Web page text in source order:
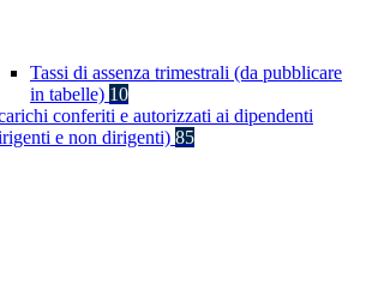
Tassi di assenza trimestrali (da pubblicare
in tabelle) 10
conferiti e autorizzati ai dipendenti
e non dirigenti) 85